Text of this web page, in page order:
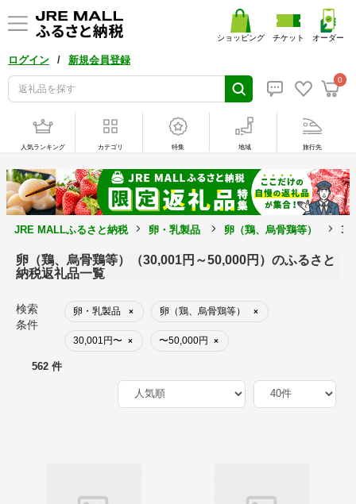
ログイン / 新規会員登録
0
ショッピング チケット オーダー
人気ランキング カテゴリ 特集 地域 旅行先
JRE MALLふるさと納税 卵・乳製品 卵（鶏、烏骨鶏等）
卵（鶏、烏骨鶏等）（30,001円～50,000円）のふるさと
納税返礼品一覧
検索
条件
卵・乳製品 × 卵（鶏、烏骨鶏等） ×
30,001円〜 × 〜50,000円 ×
562 件